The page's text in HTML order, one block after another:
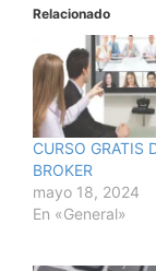
Relacionado
CURSO GRATIS
BROKER
mayo 18, 2024
En «General»